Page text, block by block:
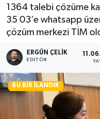
1364 talebi çözüme
35 03’e whatsapp
çözüm merkezi TİM
ERGÜN ÇELIK
EDITÖR
BU BIR İLANDIR
Tüm Manşetler
Son Dakika
Haber Arşivi